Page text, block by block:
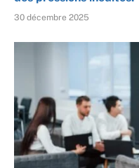
30 décembre 2025